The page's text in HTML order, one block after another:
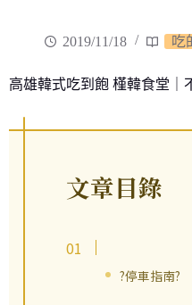
2019/11/18 吃
高雄韓式吃到飽 槿韓食堂｜
文章目錄
?️停車指南?️